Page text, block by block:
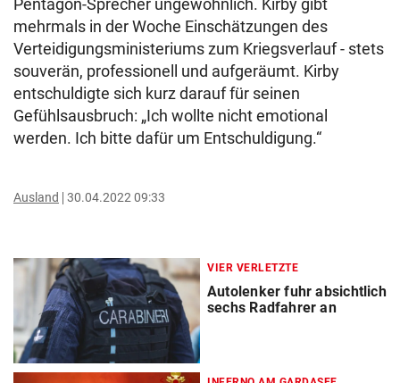
Pentagon-Sprecher ungewöhnlich. Kirby gibt
mehrmals in der Woche Einschätzungen des
Verteidigungsministeriums zum Kriegsverlauf - stets
souverän, professionell und aufgeräumt. Kirby
entschuldigte sich kurz darauf für seinen
Gefühlsausbruch: „Ich wollte nicht emotional
werden. Ich bitte dafür um Entschuldigung.“
Ausland 30.04.2022 09:33
VIER VERLETZTE
Autolenker fuhr absichtlich
sechs Radfahrer an